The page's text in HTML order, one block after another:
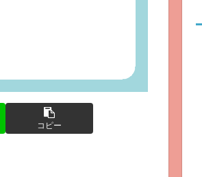
コピー